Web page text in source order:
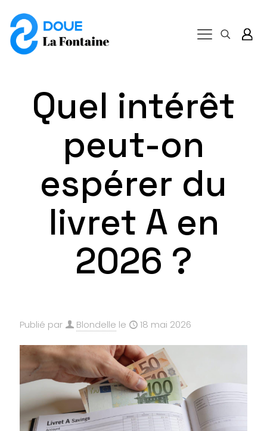
Quel intérêt
peut-on
espérer du
livret A en
2026 ?
Publié par Blondelle le 18 mai 2026